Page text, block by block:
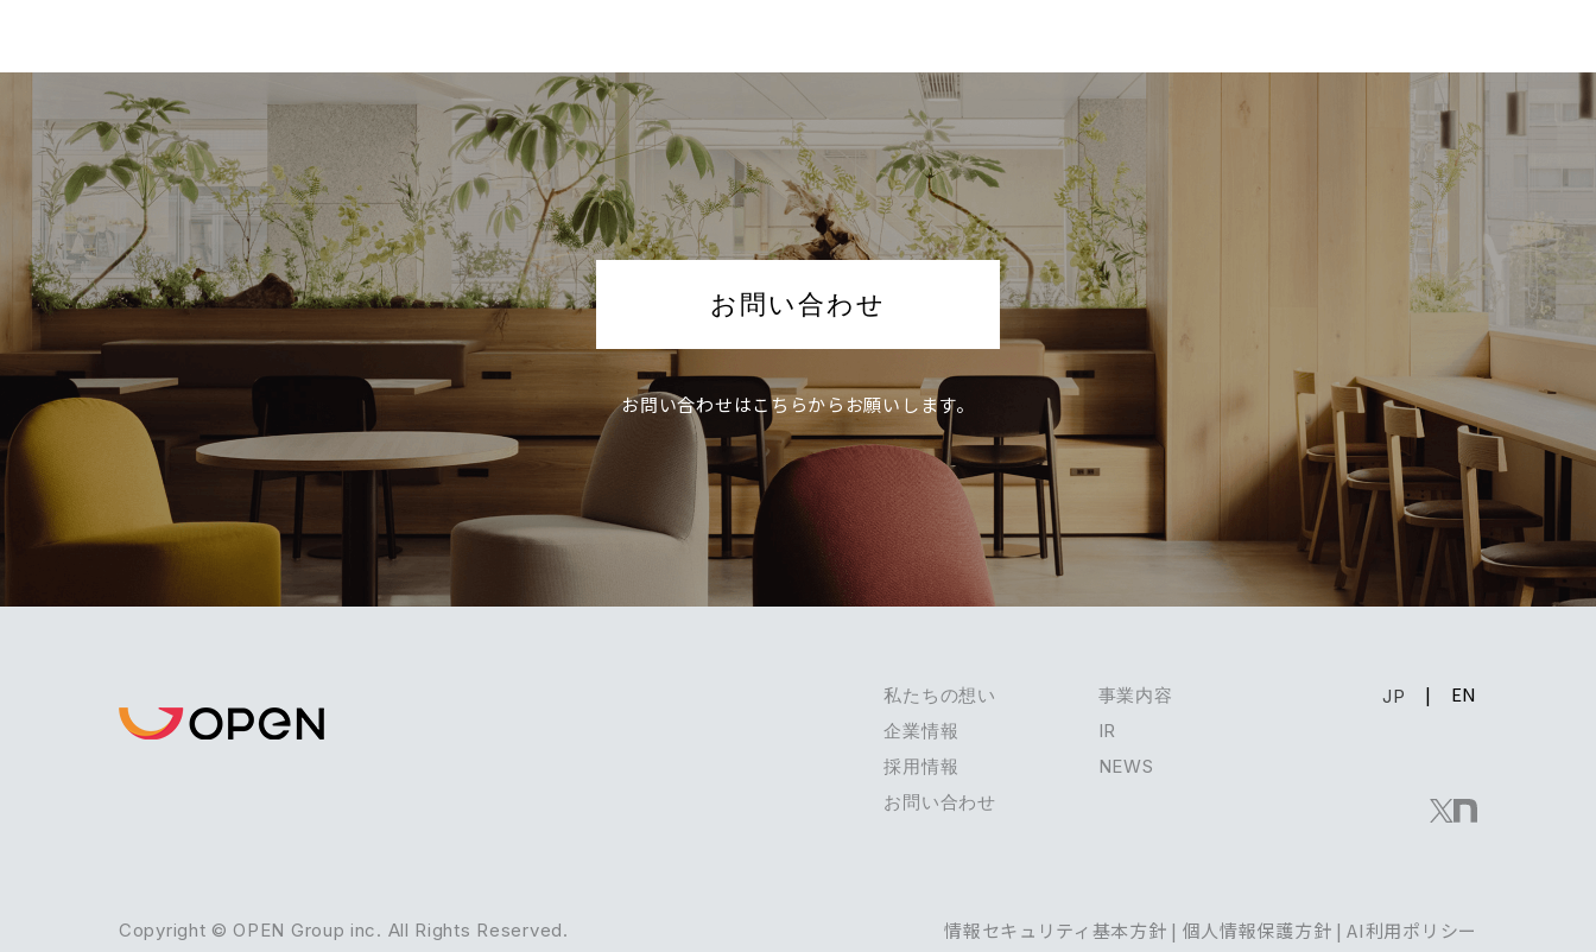
お問い合わせ
お問い合わせはこちらからお願いします。
私たちの想い
事業内容
企業情報
IR
採用情報
NEWS
お問い合わせ
EN
JP
Copyright © OPEN Group inc. All Rights Reserved. 情報セキュリティ基本方針 | 個人情報保護方針 |AI利用ポリシー